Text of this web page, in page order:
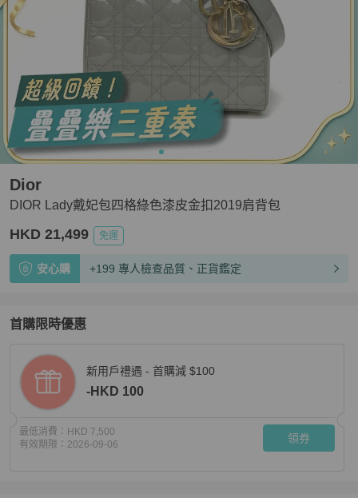
DIOR Lady戴妃包四格綠色漆皮金扣2019肩背包
Dior
HKD 21,499 免運
安心購 +199 專人檢查品質、正貨鑑定
首購限時優惠
新用戶禮遇 - 首購減 $100
-HKD 100
最低消費： HKD 7,500
有效期限： 2026-09-06 領券